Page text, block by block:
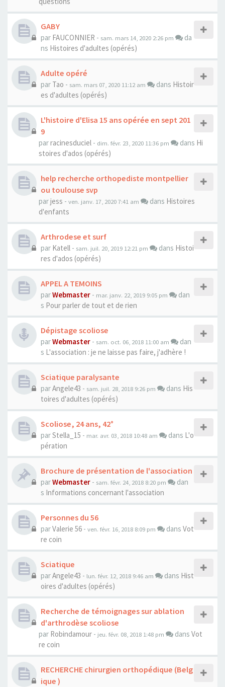
GABY
par FAUCONNIER - sam. mars 14, 2020 2:26 pm
da
ns Histoires d'adultes (opérés)
Adulte opéré
par Tao - sam. mars 07, 2020 11:12 am dans Histoir
es d'adultes (opérés)
L'histoire d'Elisa 15 ans opérée en sept 201
9
parracinesduciel - dim. févr. 23, 2020 11:36 pm dans Hi
stoires d'ados (opérés)
help recherche orthopediste montpellier
ou toulouse svp
parjess - ven. janv. 17, 2020 7:41 am dans Histoires
d'enfants
Arthrodese et surf
par Katell - sam. juil. 20, 2019 12:21 pm dans Histoi
res d'ados (opérés)
APPEL A TEMOINS
parWebmaster - mar. janv. 22, 2019 9:05 pm
dan
s Pour parler de tout et de rien
Dépistage scoliose
parWebmaster - sam. oct. 06, 2018 11:00 am
dan
s L'association : je ne laisse pas faire, j'adhère !
Sciatique paralysante
parAngele43 - sam. juil. 28, 2018 9:26 pm dans His
toires d'adultes (opérés)
Scoliose, 24 ans, 42°
parStella_15 - mar. avr. 03, 2018 10:48 am dans L'o
pération
Brochure de présentation de l'association
parWebmaster - sam. févr. 24, 2018 8:20 pm
dan
s Informations concernant l'association
Personnes du 56
parValerie 56 - ven. févr. 16, 2018 8:09 pm dans Vot
re coin
Sciatique
parAngele43 - lun. févr. 12, 2018 9:46 am dans Hist
oires d'adultes (opérés)
Recherche de témoignages sur ablation
d'arthrodèse scoliose
par Robindamour - jeu. févr. 08, 2018 1:48 pm dans Vot
re coin
RECHERCHE chirurgien orthopédique (Belg
ique )